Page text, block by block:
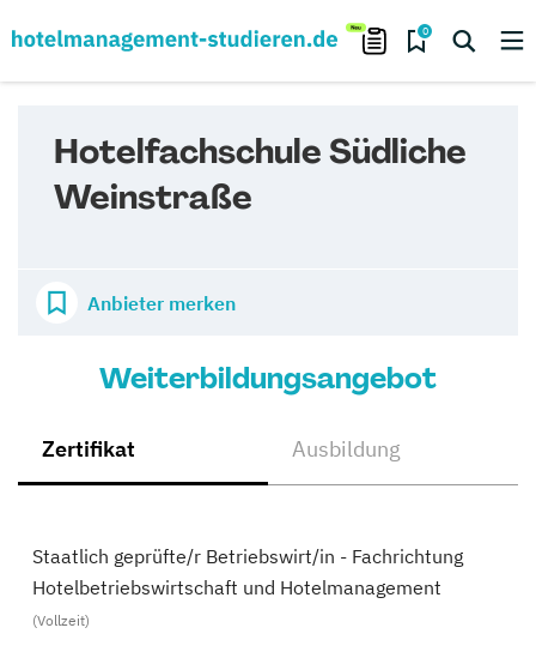
0
Hotelfachschule Südliche
Weinstraße
Anbieter merken
Weiterbildungsangebot
Zertifikat Ausbildung
Staatlich geprüfte/r Betriebswirt/in - Fachrichtung
Hotelbetriebswirtschaft und Hotelmanagement
(Vollzeit)